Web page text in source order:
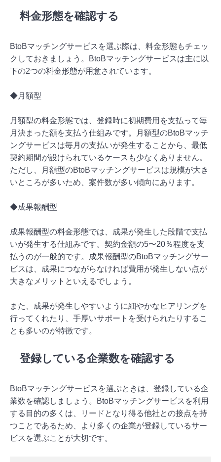
料金形態を確認する
BtoBマッチングサービスを選ぶ際は、料金形態もチェッ
クしておきましょう。BtoBマッチングサービスは主に以
下の2つの料金形態が用意されています。
◆月額型
月額型の料金形態では、登録時に初期費用を支払って毎
月決まった額を支払う仕組みです。月額型のBtoBマッチ
ングサービスは毎月の支払いが発生することから、最低
契約期間が設けられているケースも少なくありません。
ただし、月額型のBtoBマッチングサービスは規模が大き
いところが多いため、案件数が多い傾向にあります。
◆成果報酬型
成果報酬型の料金形態では、成果が発生した段階で支払
いが発生する仕組みです。契約金額の5〜20％程度を支
払うのが一般的です。成果報酬型のBtoBマッチングサー
ビスは、成果につながらなければ費用が発生しない点が
大きなメリットといえるでしょう。
また、成果が発生しやすいように細やかなヒアリングを
行ってくれたり、手厚いサポートを受けられたりするこ
とも多いのが特徴です。
登録している企業数を確認する
BtoBマッチングサービスを選ぶときは、登録している企
業数を確認しましょう。BtoBマッチングサービスを利用
する目的の多くは、リードとなり得る他社との接点を持
つことであるため、より多くの企業が登録しているサー
ビスを選ぶことが大切です。